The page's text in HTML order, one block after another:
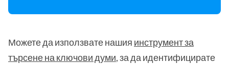
Можете да използвате нашия инструмент за
търсене на ключови думи, за да идентифицирате